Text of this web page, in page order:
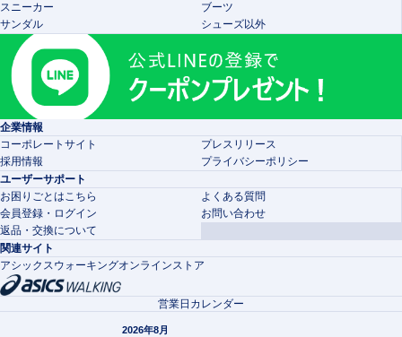
スニーカー
ブーツ
サンダル
シューズ以外
企業情報
コーポレートサイト
プレスリリース
採用情報
プライバシーポリシー
ユーザーサポート
お困りごとはこちら
よくある質問
会員登録・ログイン
お問い合わせ
返品・交換について
関連サイト
アシックスウォーキングオンラインストア
営業日カレンダー
2026年8月